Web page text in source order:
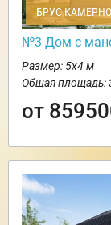
БРУС
№3 Дом с
Размер: 5х4 м
Общая площадь:
от